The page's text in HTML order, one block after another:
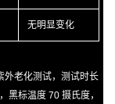
无明显变化
外老化测试，测试时长
黑标温度 70 摄氏度，